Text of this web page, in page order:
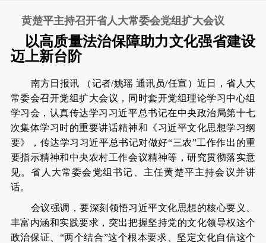
黄楚平主持召开省人大常委会党组扩大会议
以高质量法治保障助力文化强省建设
迈上新台阶
南方日报讯 （记者/姚瑶 通讯员/任宣）近日，省人大
常委会召开党组扩大会议，同时套开党组理论学习中心组
学习会，认真传达学习习近平总书记在中央政治局第十七
次集体学习时的重要讲话精神和《习近平文化思想学习纲
要》，传达学习习近平总书记对做好“三农”工作作出的重
要指示精神和中央农村工作会议精神等，研究贯彻落实意
见。省人大常委会党组书记、主任黄楚平主持会议并讲
话。
会议强调，要深刻领悟习近平文化思想的核心要义、
丰富内涵和实践要求，突出把握坚持党的文化领导权这个
政治保证、“两个结合”这个根本要求、坚定文化自信这个